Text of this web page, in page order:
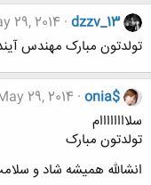
dzzv_13
29, 2014
تولدتون مبارک مهندس
onia$
29, 2014
سلاااااااام
تولدتون مبارک
انشالله همیشه شاد و